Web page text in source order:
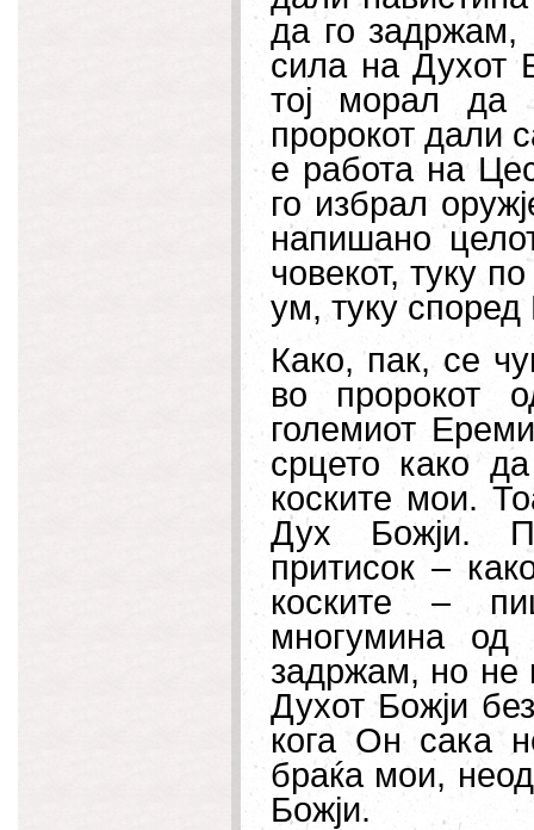
да го задржам,
сила на Духот
тој морал да
пророкот дали
е работа на
го избрал
напишано
човекот, туку
ум, туку според
Како, пак, се
во пророкот
големиот
срцето како
коските мои.
Дух Божји.
притисок –
коските –
многумина
задржам, но не
Духот Божји
кога Он сака
браќа мои,
Божји.